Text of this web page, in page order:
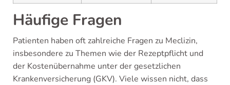
Häufige Fragen
Patienten haben oft zahlreiche Fragen zu Meclizin,
insbesondere zu Themen wie der Rezeptpflicht und
der Kostenübernahme unter der gesetzlichen
Krankenversicherung (GKV). Viele wissen nicht, dass